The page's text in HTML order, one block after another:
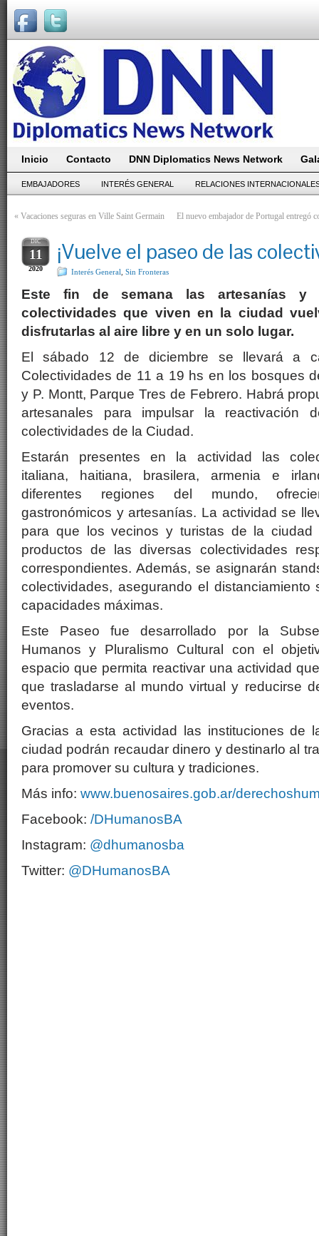
Inicio Contacto DNN Diplomatics News Network
EMBAJADORES INTERÉS GENERAL RELACIONES
« Vacaciones seguras en Ville Saint Germain El nuevo embajador de Portugal entregó
DIC
11
2020
¡Vuelve el paseo de las
Interés General Sin Fronteras
Este fin de semana las artesanías y
colectividades que viven en la ciudad
disfrutarlas al aire libre y en un solo lugar.
El sábado 12 de diciembre se llevará a
Colectividades de 11 a 19 hs en los bosques
y P. Montt, Parque Tres de Febrero. Habrá
artesanales para impulsar la reactivación
colectividades de la Ciudad.
Estarán presentes en la actividad las
italiana, haitiana, brasilera, armenia e
diferentes regiones del mundo,
gastronómicos y artesanías. La actividad se
para que los vecinos y turistas de la
productos de las diversas colectividades
correspondientes. Además, se asignarán
colectividades, asegurando el
capacidades máximas.
Este Paseo fue desarrollado por la
Humanos y Pluralismo Cultural con el
espacio que permita reactivar una actividad
que trasladarse al mundo virtual y reducirse
eventos.
Gracias a esta actividad las instituciones de
ciudad podrán recaudar dinero y destinarlo al
para promover su cultura y tradiciones.
Más info: www.buenosaires.gob.ar/
Facebook: /DHumanosBA
Instagram: @dhumanosba
Twitter: @DHumanosBA